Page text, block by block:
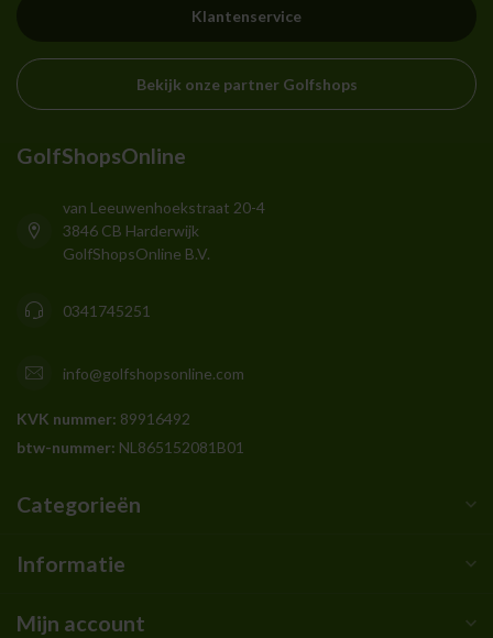
Klantenservice
Bekijk onze partner Golfshops
GolfShopsOnline
van Leeuwenhoekstraat 20-4
3846 CB Harderwijk
GolfShopsOnline B.V.
0341745251
info@golfshopsonline.com
KVK nummer: 89916492
btw-nummer: NL865152081B01
Categorieën
Informatie
Mijn account